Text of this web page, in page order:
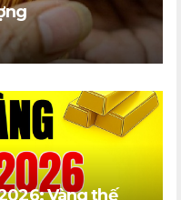
Vàng thế